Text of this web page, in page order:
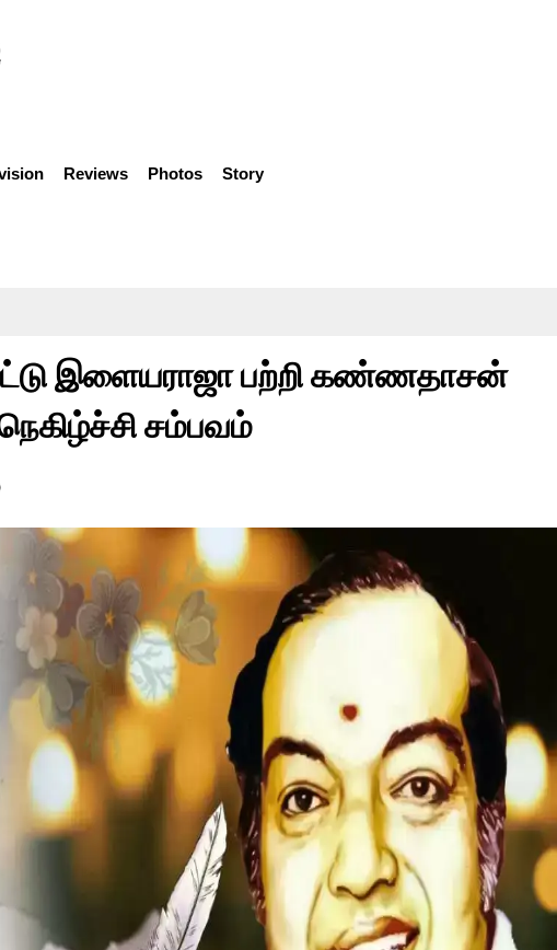
Reviews Photos Story
இளையராஜா பற்றி கண்ணதாசன்
சம்பவம்